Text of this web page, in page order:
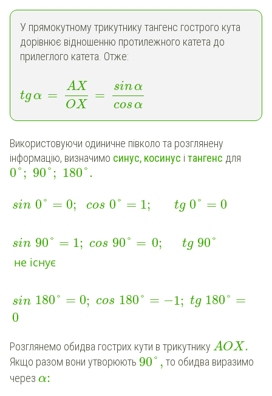
У прямокутному трикутнику тангенс гострого кута
дорівнює відношенню протилежного катета до
прилеглого катета. Отже:
tgα =
AX
OX
=
sinα
cosα
Використовуючи одиничне півколо та розглянену
інформацію, визначимо синус, косинус і тангенс для
0°; 90°; 180°.
sin 0° = 0; cos 0° = 1; tg 0° = 0
sin 90° = 1; cos 90° = 0; tg 90°
не існує
sin 180° = 0; cos 180° = −1; tg 180° =
0
Розглянемо обидва гострих кути в трикутнику AOX.
Якщо разом вони утворюють 90°, то обидва виразимо
через α: